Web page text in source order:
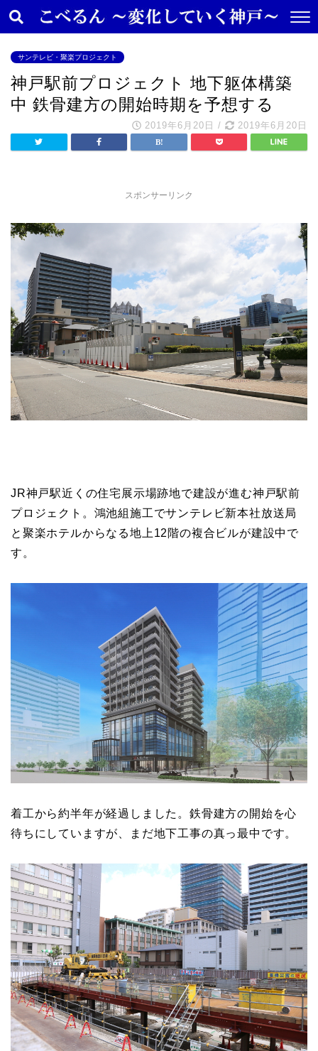
サンテレビ・聚楽プロジェクト
神戸駅前プロジェクト 地下躯体構築
中 鉄骨建方の開始時期を予想する
2019年6月20日 / 2019年6月20日
スポンサーリンク
JR神戸駅近くの住宅展示場跡地で建設が進む神戸駅前
プロジェクト。鴻池組施工でサンテレビ新本社放送局
と聚楽ホテルからなる地上12階の複合ビルが建設中で
す。
着工から約半年が経過しました。鉄骨建方の開始を心
待ちにしていますが、まだ地下工事の真っ最中です。